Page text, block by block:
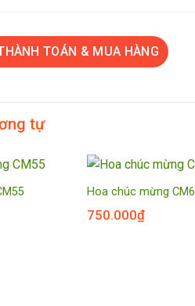
TOÁN & MUA HÀNG
tự
Hoa chúc mừng CM6
750.000₫